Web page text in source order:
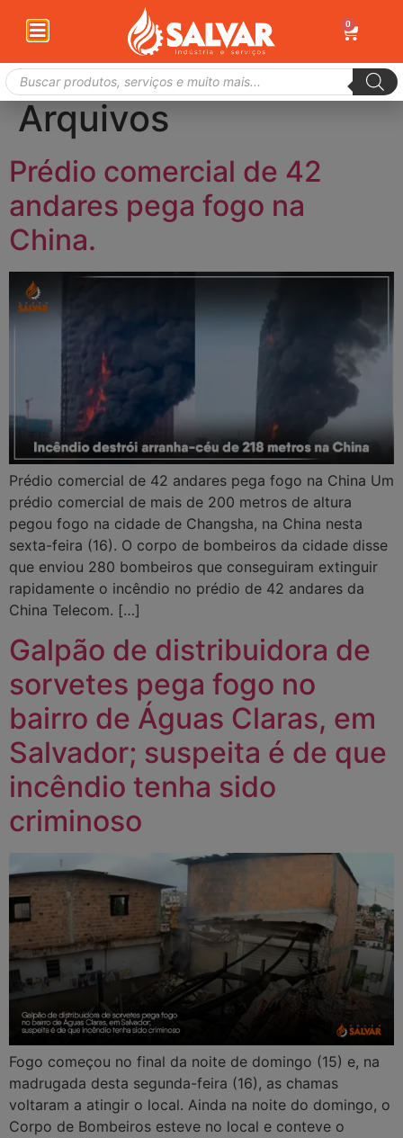
Arquivos
Prédio comercial de 42
andares pega fogo na
China.
Prédio comercial de 42 andares pega fogo na China Um
prédio comercial de mais de 200 metros de altura
pegou fogo na cidade de Changsha, na China nesta
sexta-feira (16). O corpo de bombeiros da cidade disse
que enviou 280 bombeiros que conseguiram extinguir
rapidamente o incêndio no prédio de 42 andares da
China Telecom. […]
Galpão de distribuidora de
sorvetes pega fogo no
bairro de Águas Claras, em
Salvador; suspeita é de que
incêndio tenha sido
criminoso
Fogo começou no final da noite de domingo (15) e, na
madrugada desta segunda-feira (16), as chamas
voltaram a atingir o local. Ainda na noite do domingo, o
Corpo de Bombeiros esteve no local e conteve o
0